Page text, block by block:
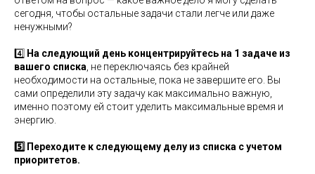
сегодня, чтобы остальные задачи стали легче или даже
ненужными?
4️⃣ На следующий день концентрируйтесь на 1 задаче из
вашего списка , не переключаясь без крайней
необходимости на остальные, пока не завершите его. Вы
сами определили эту задачу как максимально важную,
именно поэтому ей стоит уделить максимальные время и
энергию.
5️⃣ Переходите к следующему делу из списка с учетом
приоритетов.